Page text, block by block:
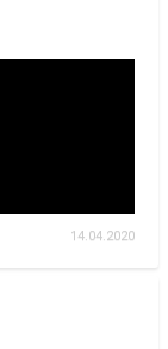
14.04.2020